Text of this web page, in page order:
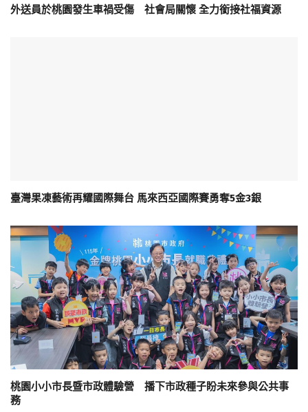
外送員於桃園發生車禍受傷 社會局關懷 全力銜接社福資源
臺灣果凍藝術再耀國際舞台 馬來西亞國際賽勇奪5金3銀
桃園小小市長暨市政體驗營 播下市政種子盼未來參與公共事
務